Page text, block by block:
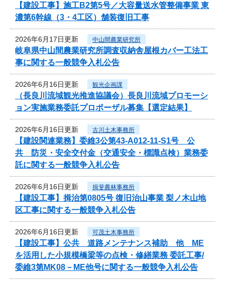
【建設工事】施工B2第5号／大容量送水管整備事業 東
濃第6幹線（3・4工区）舗装復旧工事
2026年6月17日更新 中山間農業研究所
岐阜県中山間農業研究所調査収納舎屋根カバー工法工
事に関する一般競争入札公告
2026年6月16日更新 観光企画課
（長良川流域観光推進協議会）長良川流域プロモーシ
ョン実施業務委託プロポーザル募集【選定結果】
2026年6月16日更新 古川土木事務所
【建設関連業務】委維3公第43-A012-11-S1号 公
共 防災・安全交付金（交通安全・標識点検）業務委
託に関する一般競争入札公告
2026年6月16日更新 揖斐農林事務所
【建設工事】揖治第0805号 復旧治山事業 梨ノ木山地
区工事に関する一般競争入札公告
2026年6月16日更新 可茂土木事務所
【建設工事】公共 道路メンテナンス補助 他 ME
を活用した小規模橋梁等の点検・修繕業務 委託工事/
委維3第MK08－ME他号に関する一般競争入札公告